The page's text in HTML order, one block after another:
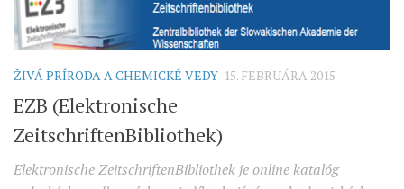
ŽIVÁ PRÍRODA A CHEMICKÉ VEDY 15. FEBRUÁRA 2015
EZB (Elektronische
ZeitschriftenBibliothek)
Elektronische ZeitschriftenBibliothek je online katalóg